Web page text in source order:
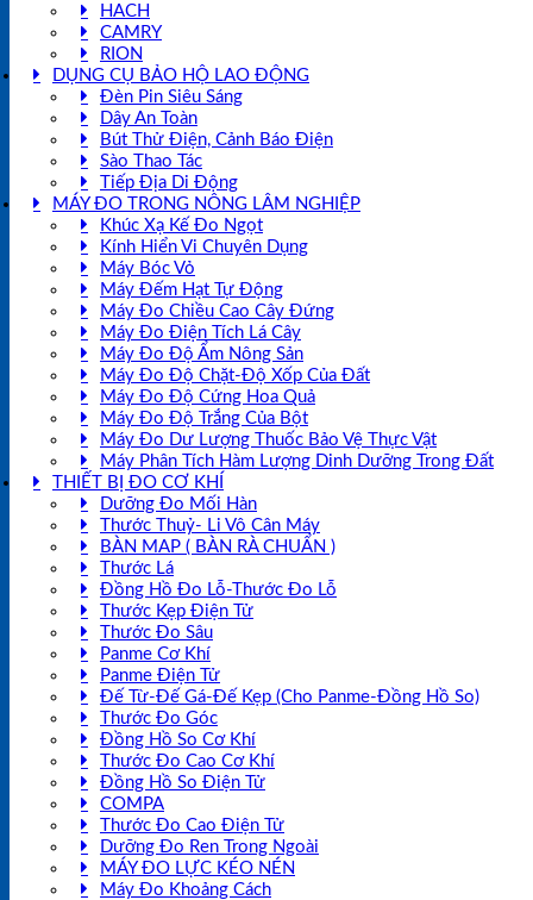
HACH
CAMRY
RION
DỤNG CỤ BẢO HỘ LAO ĐỘNG
Đèn Pin Siêu Sáng
Dây An Toàn
Bút Thử Điện, Cảnh Báo Điện
Sào Thao Tác
Tiếp Địa Di Động
MÁY ĐO TRONG NÔNG LÂM NGHIỆP
Khúc Xạ Kế Đo Ngọt
Kính Hiển Vi Chuyên Dụng
Máy Bóc Vỏ
Máy Đếm Hạt Tự Động
Máy Đo Chiều Cao Cây Đứng
Máy Đo Điện Tích Lá Cây
Máy Đo Độ Ẩm Nông Sản
Máy Đo Độ Chặt-Độ Xốp Của Đất
Máy Đo Độ Cứng Hoa Quả
Máy Đo Độ Trắng Của Bột
Máy Đo Dư Lượng Thuốc Bảo Vệ Thực Vật
Máy Phân Tích Hàm Lượng Dinh Dưỡng Trong Đất
THIẾT BỊ ĐO CƠ KHÍ
Dưỡng Đo Mối Hàn
Thước Thuỷ- Li Vô Cân Máy
BÀN MAP ( BÀN RÀ CHUẨN )
Thước Lá
Đồng Hồ Đo Lỗ-Thước Đo Lỗ
Thước Kẹp Điện Tử
Thước Đo Sâu
Panme Cơ Khí
Panme Điện Tử
Đế Từ-Đế Gá-Đế Kẹp (Cho Panme-Đồng Hồ So)
Thước Đo Góc
Đồng Hồ So Cơ Khí
Thước Đo Cao Cơ Khí
Đồng Hồ So Điện Tử
COMPA
Thước Đo Cao Điện Tử
Dưỡng Đo Ren Trong Ngoài
MÁY ĐO LỰC KÉO NÉN
Máy Đo Khoảng Cách